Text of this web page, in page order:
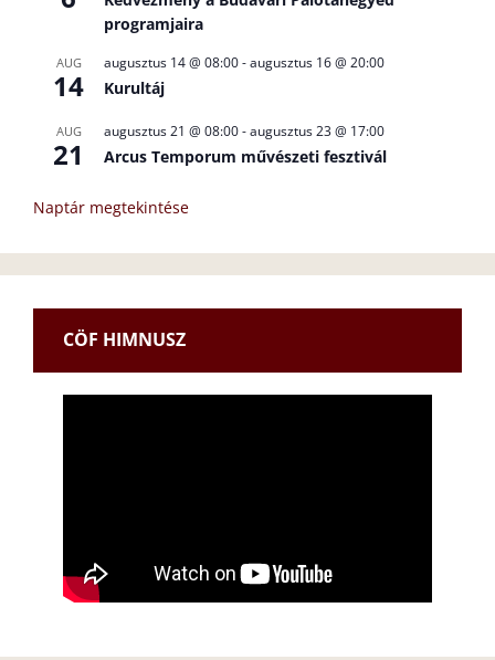
programjaira
AUG
14
augusztus 14 @ 08:00-augusztus 16 @ 20:00
Kurultáj
AUG
21
augusztus 21 @ 08:00-augusztus 23 @ 17:00
Arcus Temporum művészeti fesztivál
Naptár megtekintése
CÖF HIMNUSZ